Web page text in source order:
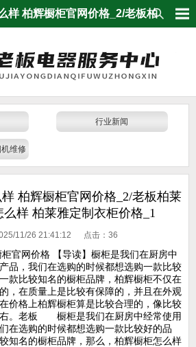
样 柏辉橱柜官网价格_2/老板柏
么样 柏莱雅定制衣柜价格_1
行业新闻
维修
柏辉橱柜官网价格_2/老板柏莱
样 柏莱雅定制衣柜价格_1
11/26 21:41:12 点击： 36
官网价格 【导读】橱柜是我们在厨房中
品，我们在选购的时候都想选购一款比较
款比较知名的橱柜品牌，柏辉橱柜不仅在
，在质量上是比较有保障的，并且在外观
价格上柏辉橱柜算是比较合理的，像比较
右。老板 橱柜是我们在厨房中经常使用
在选购的时候都想选购一款比较好的品
知名的橱柜品牌，那么，柏辉橱柜怎么样